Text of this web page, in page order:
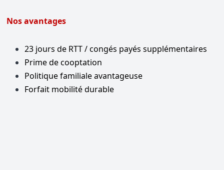
Nos avantages
23 jours de RTT / congés payés supplémentaires
Prime de cooptation
Politique familiale avantageuse
Forfait mobilité durable